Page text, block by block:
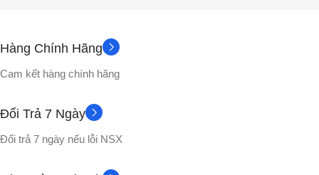
Hàng Chính Hãng
Cam kết hàng chính hãng
Đổi Trả 7 Ngày
Đổi trả 7 ngày nếu lỗi NSX